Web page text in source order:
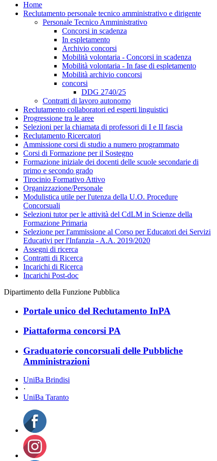
Home
Reclutamento personale tecnico amministrativo e dirigente
Personale Tecnico Amministrativo
Concorsi in scadenza
In espletamento
Archivio concorsi
Mobilità volontaria - Concorsi in scadenza
Mobilità volontaria - In fase di espletamento
Mobilità archivio concorsi
concorsi
DDG 2740/25
Contratti di lavoro autonomo
Reclutamento collaboratori ed esperti linguistici
Progressione tra le aree
Selezioni per la chiamata di professori di I e II fascia
Reclutamento Ricercatori
Ammissione corsi di studio a numero programmato
Corsi di Formazione per il Sostegno
Formazione iniziale dei docenti delle scuole secondarie di
primo e secondo grado
Tirocinio Formativo Attivo
Organizzazione/Personale
Modulistica utile per l'utenza della U.O. Procedure
Concorsuali
Selezioni tutor per le attività del CdLM in Scienze della
Formazione Primaria
Selezione per l'ammissione al Corso per Educatori dei Servizi
Educativi per l'Infanzia - A.A. 2019/2020
Assegni di ricerca
Contratti di Ricerca
Incarichi di Ricerca
Incarichi Post-doc
Dipartimento della Funzione Pubblica
Portale unico del Reclutamento InPA
Piattaforma concorsi PA
Graduatorie concorsuali delle Pubbliche
Amministrazioni
UniBa Brindisi
·
UniBa Taranto